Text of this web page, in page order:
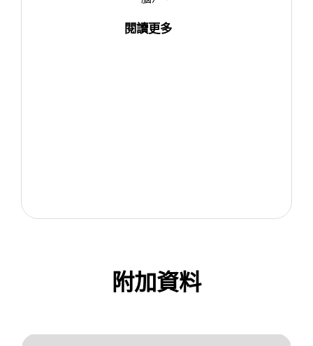
閱讀更多
附加資料